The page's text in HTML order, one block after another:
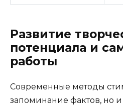
Развитие
потенциала и
работы
Современные методы
запоминание фактов, но и